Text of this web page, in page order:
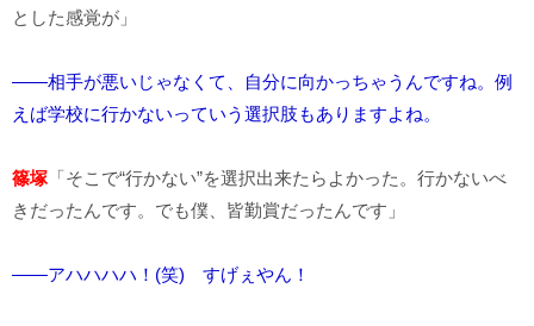
とした感覚が」
――相手が悪いじゃなくて、自分に向かっちゃうんですね。例
えば学校に行かないっていう選択肢もありますよね。
篠塚 「そこで“行かない”を選択出来たらよかった。行かないべ
きだったんです。でも僕、皆勤賞だったんです」
――アハハハハ！(笑) すげぇやん！